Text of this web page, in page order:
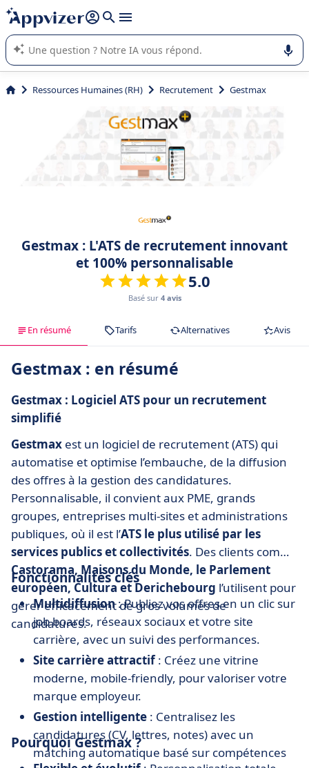
répondre (plusieurs lignes avec
L'IA de Appvizer vous guide dans l'utilisation ou la sélection de
logiciel SaaS en entreprise.
Ressources Humaines (RH) Recrutement Gestmax
Gestmax : L'ATS de recrutement innovant
et 100% personnalisable
5.0
Basé sur 4 avis
En résumé Tarifs Alternatives Avis
Gestmax : en résumé
Gestmax : Logiciel ATS pour un recrutement
simplifié
Gestmax est un logiciel de recrutement (ATS) qui
automatise et optimise l’embauche, de la diffusion
des offres à la gestion des candidatures.
Personnalisable, il convient aux PME, grands
groupes, entreprises multi-sites et administrations
publiques, où il est l’ATS le plus utilisé par les
services publics et collectivités. Des clients comme
Castorama, Maisons du Monde, le Parlement
européen, Cultura et Derichebourg l’utilisent pour
gérer efficacement de gros volumes de
candidatures.
Fonctionnalités clés
Multidiffusion: Publiez vos offres en un clic sur
job boards, réseaux sociaux et votre site
carrière, avec un suivi des performances.
Site carrière attractif: Créez une vitrine
moderne, mobile-friendly, pour valoriser votre
marque employeur.
Gestion intelligente : Centralisez les
candidatures (CV, lettres, notes) avec un
matching automatique basé sur compétences
Pourquoi Gestmax ?